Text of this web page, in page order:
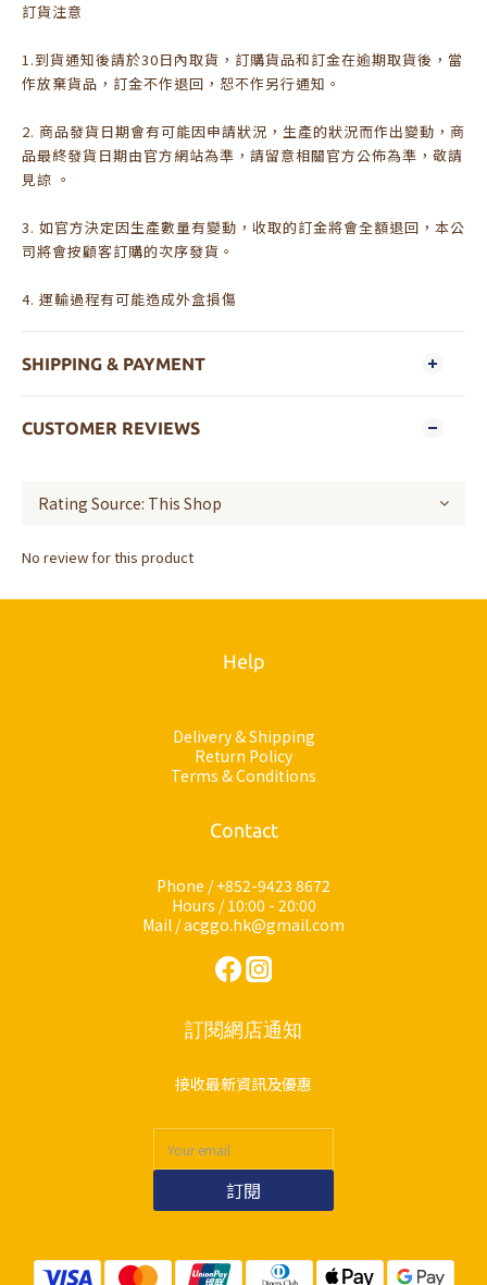
訂貨注意
1.到貨通知後請於30日內取貨，訂購貨品和訂金在逾期取貨後，當
作放棄貨品，訂金不作退回，恕不作另行通知。
2. 商品發貨日期會有可能因申請狀況，生產的狀況而作出變動，商
品最終發貨日期由官方網站為準，請留意相關官方公佈為準，敬請
見諒 。
3. 如官方決定因生產數量有變動，收取的訂金將會全額退回，本公
司將會按顧客訂購的次序發貨。
4. 運輸過程有可能造成外盒損傷
SHIPPING & PAYMENT
CUSTOMER REVIEWS
No review for this product
Help
Delivery & Shipping
Return Policy
Terms & Conditions
Contact
Phone / +852-9423 8672
Hours / 10:00 - 20:00
Mail / acggo.hk@gmail.com
訂閱網店通知
接收最新資訊及優惠
訂閱